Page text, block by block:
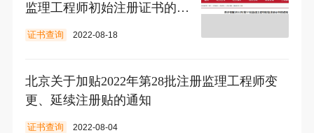
监理工程师初始注册证书的通
知
证书查询 2022-08-18
北京关于加贴2022年第28批注册监理工程师变
更、延续注册贴的通知
证书查询 2022-08-04